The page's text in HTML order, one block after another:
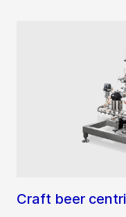
Craft beer